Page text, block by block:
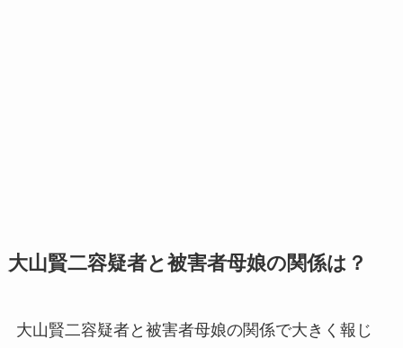
大山賢二容疑者と被害者母娘の関係は？
大山賢二容疑者と被害者母娘の関係で大きく報じ